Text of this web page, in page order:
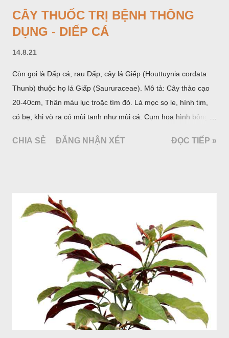
CÂY THUỐC TRỊ BỆNH THÔNG
DỤNG - DIẾP CÁ
14.8.21
Còn gọi là Dấp cá, rau Dấp, cây lá Giếp (Houttuynia cordata
Thunb) thuộc họ lá Giấp (Saururaceae). Mô tả: Cây thảo cạo
20-40cm, Thân màu lục troặc tím đỏ. Lá mọc sọ le, hình tim,
có bẹ, khi vò ra có mùi tanh như mùi cá. Cụm hoa hình bông
nhạt. Hạt hình trái xoan nhẵn. Mùa hoa quả: tháng 5 – 7.
CHIA SẺ ĐĂNG NHẬN XÉT ĐỌC TIẾP »